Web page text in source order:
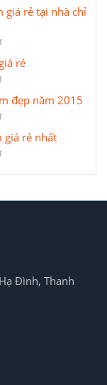
giá rẻ tại nhà chỉ
rẻ
đẹp năm 2015
giá rẻ nhất
Đình, Thanh